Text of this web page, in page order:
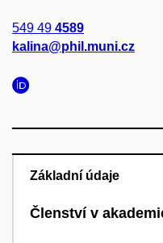
549 49 4589
kalina@phil.muni.cz
Základní údaje
Členství v